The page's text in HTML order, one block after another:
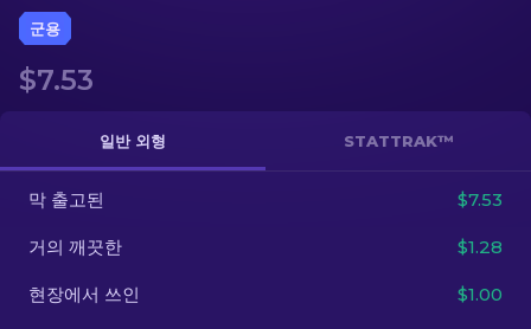
장갑
케이스
기타
군용
$7.53
일반 외형 STATTRAK™
막 출고된 $7.53
거의 깨끗한 $1.28
현장에서 쓰인 $1.00